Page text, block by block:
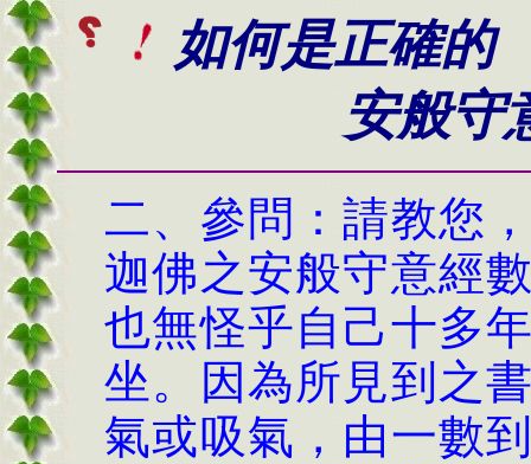
如何是正確的
安般守意數
二、參問：請教您
迦佛之安般守意經
也無怪乎自己十多
坐。因為所見到之
氣或吸氣，由一數